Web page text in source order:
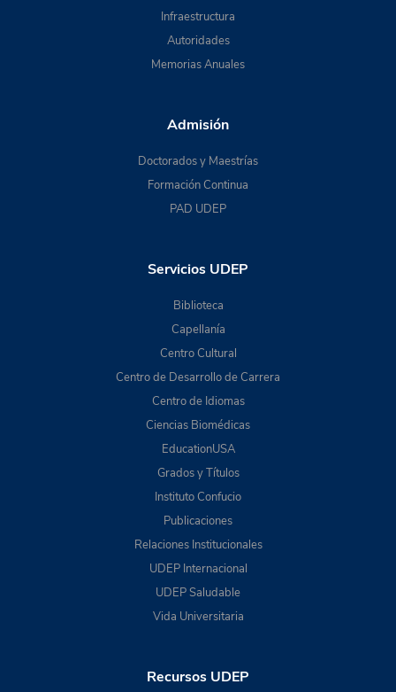
Infraestructura
Autoridades
Memorias Anuales
Admisión
Doctorados y Maestrías
Formación Continua
PAD UDEP
Servicios UDEP
Biblioteca
Capellanía
Centro Cultural
Centro de Desarrollo de Carrera
Centro de Idiomas
Ciencias Biomédicas
EducationUSA
Grados y Títulos
Instituto Confucio
Publicaciones
Relaciones Institucionales
UDEP Internacional
UDEP Saludable
Vida Universitaria
Recursos UDEP